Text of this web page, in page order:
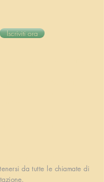
Iscriviti ora
da tutte le chiamate di